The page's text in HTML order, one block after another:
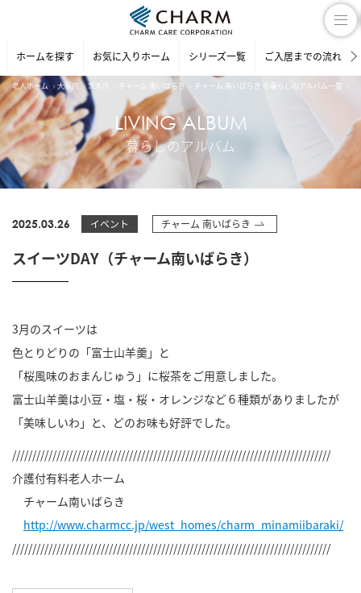
ホームを探す お気に入りホーム シリーズ一覧 ご入居までの流れ
老人ホーム 大阪府 茨木市 チャーム 南いばらき チャーム 南いばらき の暮らしのアルバム一覧
LIVING ALBUM
暮らしのアルバム
2025.03.26 イベント チャーム 南いばらき
スイーツDAY（チャーム南いばらき）
3月のスイーツは
色とりどりの「富士山羊羹」と
「桜風味のおまんじゅう」に桜茶をご用意しました。
富士山羊羹は小豆・塩・桜・オレンジなど６種類がありましたが
「美味しいわ」と、どのお味も好評でした。
///////////////////////////////////////////////////////////////////////////////
介護付有料老人ホーム
チャーム南いばらき
http://www.charmcc.jp/west_homes/charm_minamiibaraki/
///////////////////////////////////////////////////////////////////////////////